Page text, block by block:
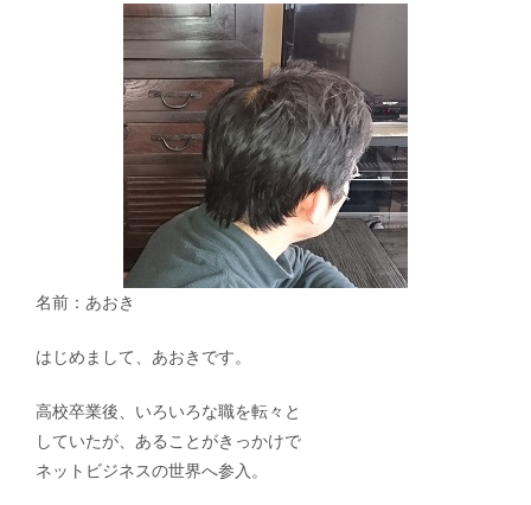
名前：あおき
はじめまして、あおきです。
高校卒業後、いろいろな職を転々と
していたが、あることがきっかけで
ネットビジネスの世界へ参入。